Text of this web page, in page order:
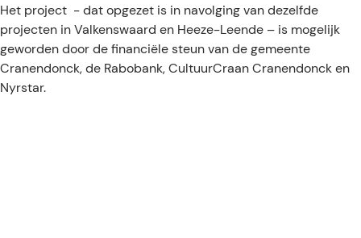
Het project - dat opgezet is in navolging van dezelfde
projecten in Valkenswaard en Heeze-Leende – is mogelijk
geworden door de financiële steun van de gemeente
Cranendonck, de Rabobank, CultuurCraan Cranendonck en
Nyrstar.